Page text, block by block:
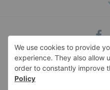
Sadržaj na ovom sajtu je pružen u
namenjen kao medicinski, pravni ili
bilo kakve posledice koje mogu